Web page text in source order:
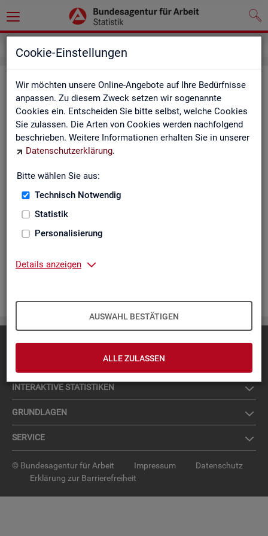
Cookie-Einstellungen
Wir möchten unsere Online-Angebote auf Ihre Bedürfnisse
anpassen. Zu diesem Zweck setzen wir sogenannte
Cookies ein. Entscheiden Sie bitte selbst, welche Cookies
Sie zulassen. Die Arten von Cookies werden nachfolgend
beschrieben. Weitere Informationen erhalten Sie in unserer
Datenschutzerklärung.
Bitte wählen Sie aus:
Technisch Notwendig
Statistik
Personalisierung
Details anzeigen
AUSWAHL BESTÄTIGEN
ALLE ZULASSEN
News­let­ter Sta­tis­tik und Ar­beits­
markt­be­richt­erstat­tung der BA
Mit dem mo­nat­li­chen News­let­ter in­for­mie­ren wir Sie über
ver­schie­de­ne The­men und ak­tu­el­le Ent­wick­lun­gen.
ak­tu­el­le Be­rich­te, wie z. B. den Mo­nats­be­richt und den BA-
neue Ver­öf­fent­li­chun­gen,
Son­der­be­rich­te,
an­de­re Neu­ig­kei­ten aus der Sta­tis­tik.
Die­ser Ser­vice ist selbst­ver­ständ­lich kos­ten­los.
IN­TER­AK­TI­VE STA­TIS­TI­KEN
GRUND­LA­GEN
SER­VICE
© Bundesagentur für Arbeit Impressum
Datenschutz
Erklärung zur Barrierefreiheit